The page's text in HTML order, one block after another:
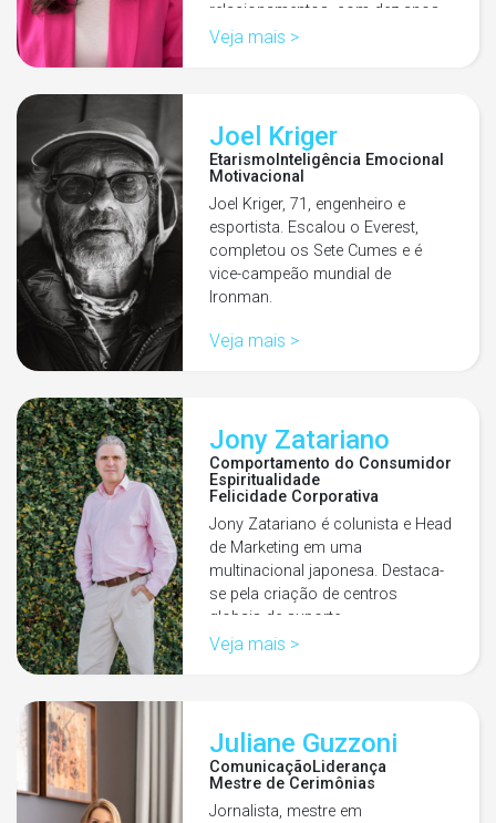
relacionamentos, com dez anos
de experiência. Desenvolveu…
Veja mais >
Joel Kriger
Etarismo Inteligência Emocional
Motivacional
Joel Kriger, 71, engenheiro e
esportista. Escalou o Everest,
completou os Sete Cumes e é
vice-campeão mundial de
Ironman.
Veja mais >
Jony Zatariano
Comportamento do Consumidor
Espiritualidade
Felicidade Corporativa
Jony Zatariano é colunista e Head
de Marketing em uma
multinacional japonesa. Destaca-
se pela criação de centros
globais de suporte…
Veja mais >
Juliane Guzzoni
ComunicaçãoLiderança
Mestre de Cerimônias
Jornalista, mestre em